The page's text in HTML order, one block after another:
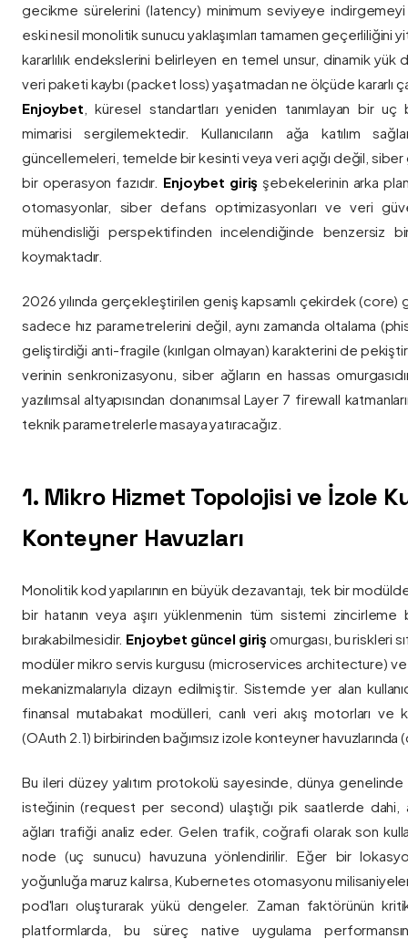
gecikme sürelerini (latency) minimum seviyeye
eski nesil monolitik sunucu yaklaşımları tamamen geçerliliğini
kararlılık endekslerini belirleyen en temel unsur, dinamik yük
veri paketi kaybı (packet loss) yaşatmadan ne ölçüde kararlı
Enjoybet , küresel standartları yeniden tanımlayan bir
mimarisi sergilemektedir. Kullanıcıların ağa katılım
güncellemeleri, temelde bir kesinti veya veri açığı değil, siber
bir operasyon fazıdır. Enjoybet giriş şebekelerinin arka
otomasyonlar, siber defans optimizasyonları ve veri
mühendisliği perspektifinden incelendiğinde benzersiz
koymaktadır.
2026 yılında gerçekleştirilen geniş kapsamlı çekirdek
sadece hız parametrelerini değil, aynı zamanda oltalama
geliştirdiği anti-fragile (kırılgan olmayan) karakterini de
verinin senkronizasyonu, siber ağların en hassas
yazılımsal altyapısından donanımsal Layer 7 firewall
teknik parametrelerle masaya yatıracağız.
1. Mikro Hizmet Topolojisi ve İzole
Konteyner Havuzları
Monolitik kod yapılarının en büyük dezavantajı, tek bir
bir hatanın veya aşırı yüklenmenin tüm sistemi zincirleme
bırakabilmesidir. Enjoybet güncel giriş omurgası, bu riskleri
modüler mikro servis kurgusu (microservices architecture)
mekanizmalarıyla dizayn edilmiştir. Sistemde yer alan
finansal mutabakat modülleri, canlı veri akış motorları ve
(OAuth 2.1) birbirinden bağımsız izole konteyner havuzlarında
Bu ileri düzey yalıtım protokolü sayesinde, dünya genelinde
isteğinin (request per second) ulaştığı pik saatlerde dahi,
ağları trafiği analiz eder. Gelen trafik, coğrafi olarak son
node (uç sunucu) havuzuna yönlendirilir. Eğer bir
yoğunluğa maruz kalırsa, Kubernetes otomasyonu
pod'ları oluşturarak yükü dengeler. Zaman faktörünün
platformlarda, bu süreç native uygulama